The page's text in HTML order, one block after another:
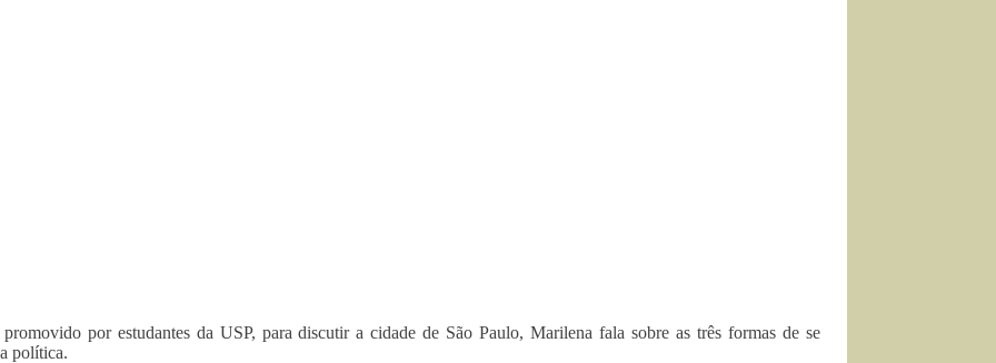
por estudantes da USP, para discutir a cidade de São Paulo, Marilena fala sobre as três formas de se
política.